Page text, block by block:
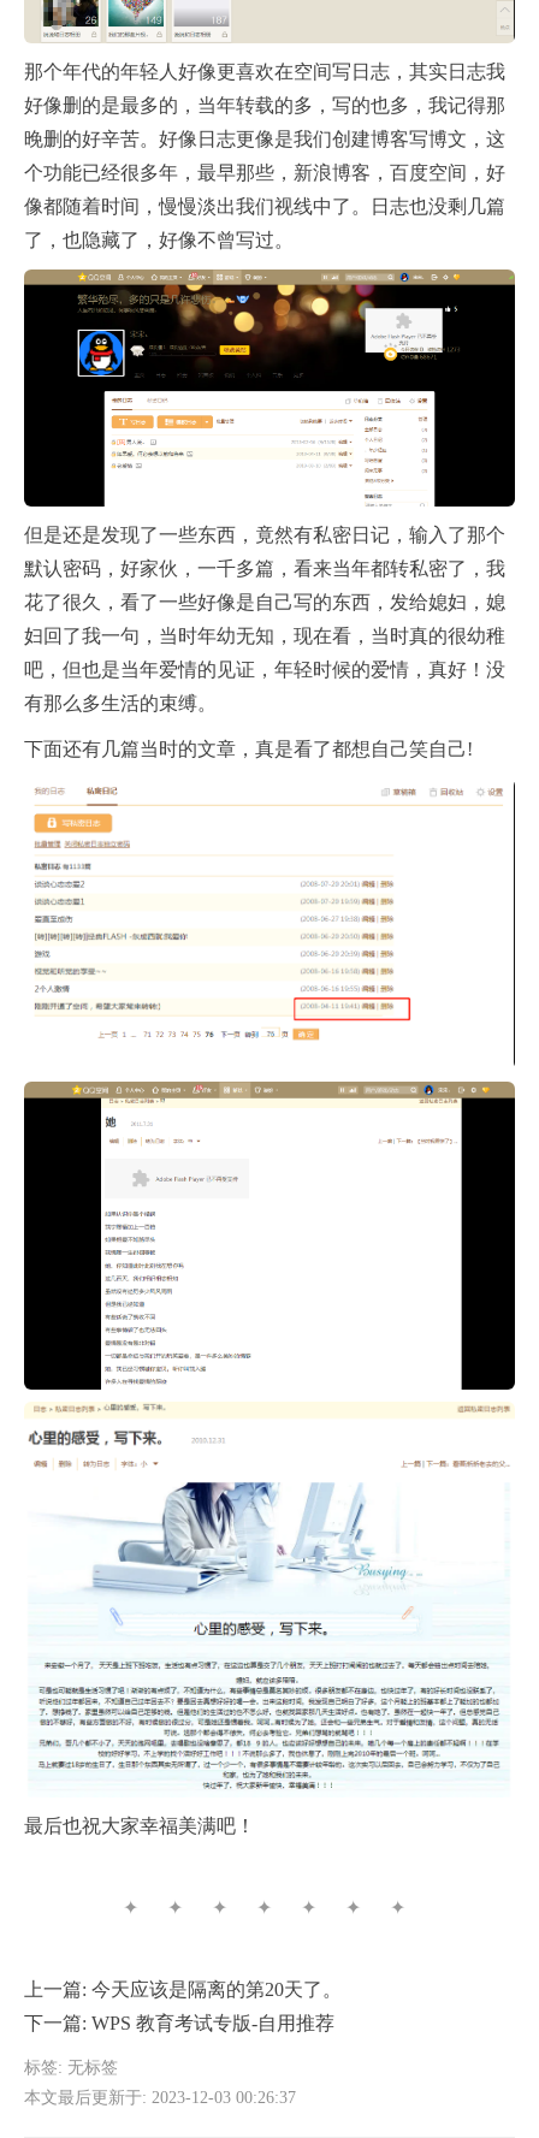
那个年代的年轻人好像更喜欢在空间写日志，其实日志我
好像删的是最多的，当年转载的多，写的也多，我记得那
晚删的好辛苦。好像日志更像是我们创建博客写博文，这
个功能已经很多年，最早那些，新浪博客，百度空间，好
像都随着时间，慢慢淡出我们视线中了。日志也没剩几篇
了，也隐藏了，好像不曾写过。
但是还是发现了一些东西，竟然有私密日记，输入了那个
默认密码，好家伙，一千多篇，看来当年都转私密了，我
花了很久，看了一些好像是自己写的东西，发给媳妇，媳
妇回了我一句，当时年幼无知，现在看，当时真的很幼稚
吧，但也是当年爱情的见证，年轻时候的爱情，真好！没
有那么多生活的束缚。
下面还有几篇当时的文章，真是看了都想自己笑自己!
最后也祝大家幸福美满吧！
✦ ✦ ✦ ✦ ✦ ✦ ✦
上一篇: 今天应该是隔离的第20天了。
下一篇: WPS 教育考试专版-自用推荐
标签: 无标签
本文最后更新于: 2023-12-03 00:26:37